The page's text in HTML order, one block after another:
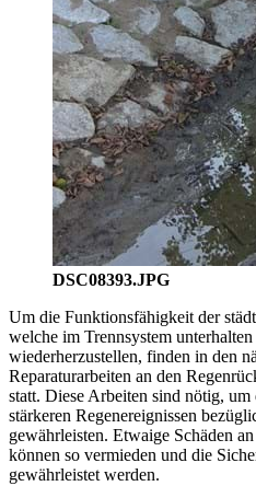
DSC08393.JPG
Um die Funktionsfähigkeit der
welche im Trennsystem
wiederherzustellen, finden in den
Reparaturarbeiten an den
statt. Diese Arbeiten sind nötig,
stärkeren Regenereignissen
gewährleisten. Etwaige Schäden
können so vermieden und die
gewährleistet werden.